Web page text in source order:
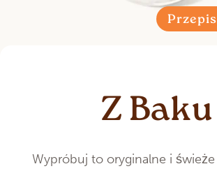
Z Baku
Wypróbuj to oryginalne i świeże